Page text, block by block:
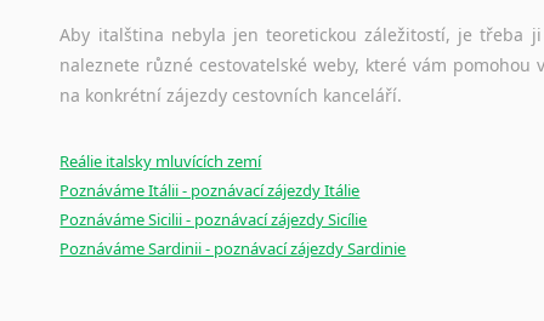
Aby italština nebyla jen teoretickou záležitostí, je třeba
naleznete různé cestovatelské weby, které vám
na konkrétní zájezdy cestovních kanceláří.
Reálie italsky mluvících zemí
Poznáváme Itálii - poznávací zájezdy Itálie
Poznáváme Sicilii - poznávací zájezdy Sicílie
Poznáváme Sardinii - poznávací zájezdy Sardinie